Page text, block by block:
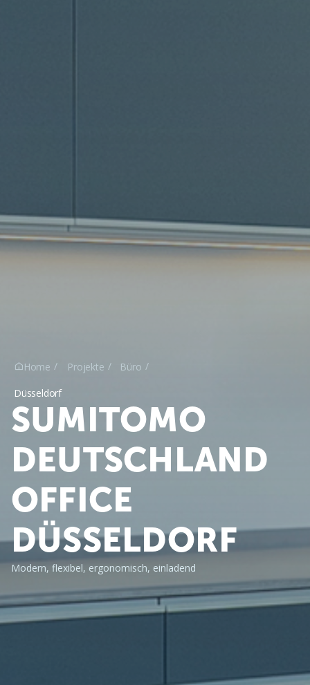
 Home Projekte Büro
Düsseldorf
SUMITOMO
DEUTSCHLAND
OFFICE
DÜSSELDORF
Modern, flexibel, ergonomisch, einladend